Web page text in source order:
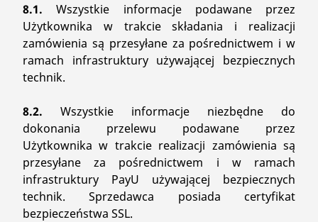
8.1. Wszystkie informacje podawane przez
Użytkownika w trakcie składania i realizacji
zamówienia są przesyłane za pośrednictwem i w
ramach infrastruktury używającej bezpiecznych
technik.
8.2. Wszystkie informacje niezbędne do
dokonania przelewu podawane przez
Użytkownika w trakcie realizacji zamówienia są
przesyłane za pośrednictwem i w ramach
infrastruktury PayU używającej bezpiecznych
technik. Sprzedawca posiada certyfikat
bezpieczeństwa SSL.